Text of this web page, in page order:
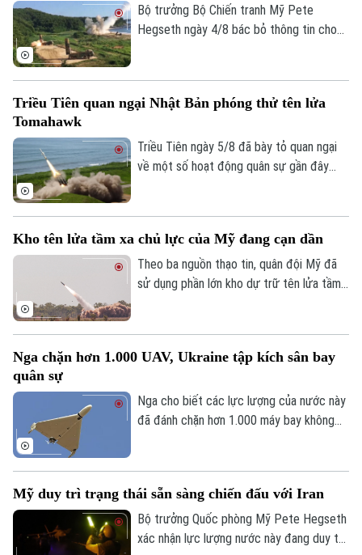
Ukraine. Nga và Triều Tiên hiện chưa đưa
ra bình luận về thông tin này.
Bộ trưởng Bộ Chiến tranh Mỹ Pete
Hegseth ngày 4/8 bác bỏ thông tin cho
đầy đủ năng lực quân sự.
Triều Tiên quan ngại Nhật Bản phóng thử tên lửa
Tomahawk
Triều Tiên ngày 5/8 đã bày tỏ quan ngại
về một số hoạt động quân sự gần đây
Kho tên lửa tầm xa chủ lực của Mỹ đang cạn dần
Theo ba nguồn thạo tin, quân đội Mỹ đã
sử dụng phần lớn kho dự trữ tên lửa tầm
lực lượng này trước các cuộc xung đột
Nga chặn hơn 1.000 UAV, Ukraine tập kích sân bay
quân sự
Nga cho biết các lực lượng của nước này
đã đánh chặn hơn 1.000 máy bay không
Mỹ duy trì trạng thái sẵn sàng chiến đấu với Iran
Bộ trưởng Quốc phòng Mỹ Pete Hegseth
xác nhận lực lượng nước này đang duy trì